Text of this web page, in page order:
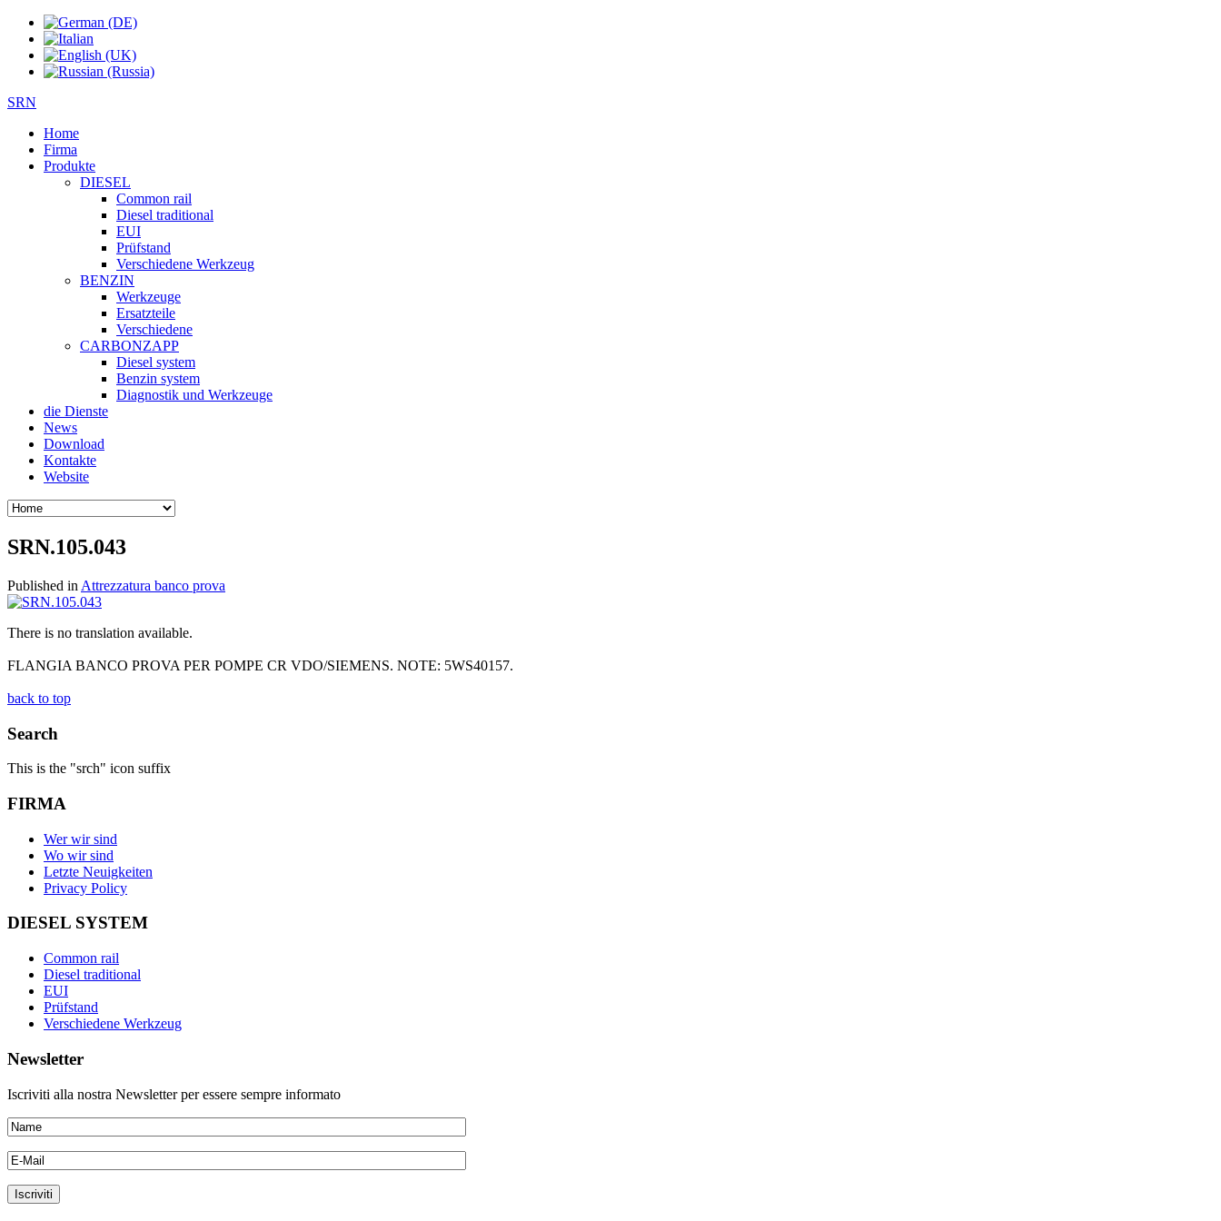
SRN
Home
Firma
Produkte
DIESEL
Common rail
Diesel traditional
EUI
Prüfstand
Verschiedene Werkzeug
BENZIN
Werkzeuge
Ersatzteile
Verschiedene
CARBONZAPP
Diesel system
Benzin system
Diagnostik und Werkzeuge
die Dienste
News
Download
Kontakte
Website
SRN.105.043
Published in Attrezzatura banco prova
There is no translation available.
FLANGIA BANCO PROVA PER POMPE CR VDO/SIEMENS. NOTE: 5WS40157.
back to top
Search
This is the "srch" icon suffix
FIRMA
Wer wir sind
Wo wir sind
Letzte Neuigkeiten
Privacy Policy
DIESEL SYSTEM
Common rail
Diesel traditional
EUI
Prüfstand
Verschiedene Werkzeug
Newsletter
Iscriviti alla nostra Newsletter per essere sempre informato